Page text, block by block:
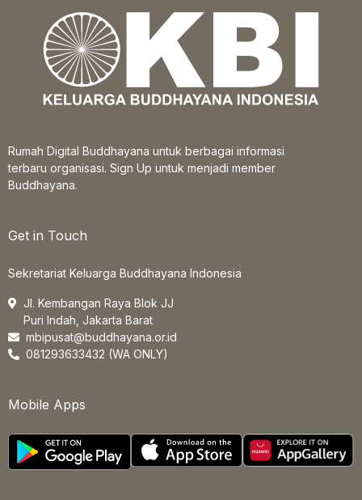
Rumah Digital Buddhayana untuk berbagai informasi
terbaru organisasi. Sign Up untuk menjadi member
Buddhayana.
Get in Touch
Sekretariat Keluarga Buddhayana Indonesia
Jl. Kembangan Raya Blok JJ
Puri Indah, Jakarta Barat
mbipusat@buddhayana.or.id
081293633432 (WA ONLY)
Mobile Apps